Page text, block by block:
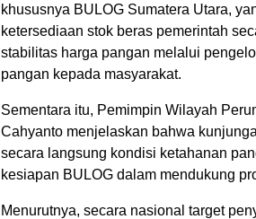
khususnya BULOG Sumatera Utara,
ketersediaan stok beras pemerintah
stabilitas harga pangan melalui
pangan kepada masyarakat.
Sementara itu, Pemimpin Wilayah
Cahyanto menjelaskan bahwa
secara langsung kondisi ketahanan
kesiapan BULOG dalam mendukung
Menurutnya, secara nasional target